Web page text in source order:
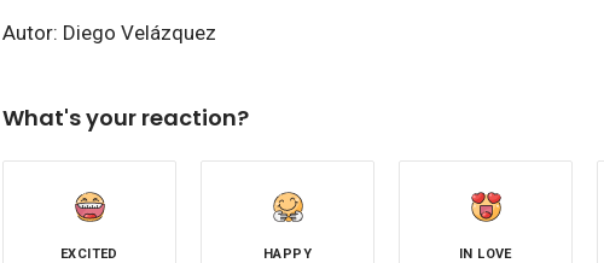
Autor: Diego Velázquez
What's your reaction?
EXCITED HAPPY IN LOVE